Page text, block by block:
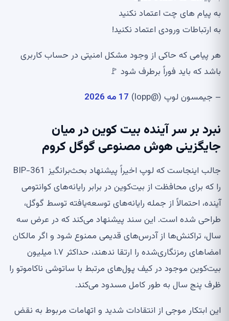
به پیام های چت اعتماد نکنید
به ارتباطات ورودی اعتماد نکنید!
هر پیامی که حاکی از وجود مشکل امنیتی در حساب کاربری
باشد که باید فوراً برطرف شود 🚩
– جیمسون لوپ (@lopp)
17 مه 2026
نبرد بر سر آینده بیت کوین در میان
جایگزینی هوش مصنوعی گوگل کروم
جالب اینجاست که لوپ اخیراً پیشنهاد بحث‌برانگیز BIP-361
را که برای محافظت از بیت‌کوین در برابر رایانه‌های کوانتومی
آینده، احتمالاً از جمله رایانه‌های توسعه‌یافته توسط گوگل،
طراحی شده است. این سند پیشنهاد می‌کند که در عرض سه
سال، تراکنش‌ها از آدرس‌های قدیمی ممنوع شود و اگر مالکان
امضاهای رمزنگاری‌شده را ارتقا ندهند، حداکثر ۱.۷ میلیون
بیت‌کوین موجود در کیف پول‌های مرتبط با ساتوشی ناکاموتو را
ظرف پنج سال به طور کامل مسدود می‌کند.
این ابتکار موجی از انتقادات شدید و اتهامات مربوط به نقض